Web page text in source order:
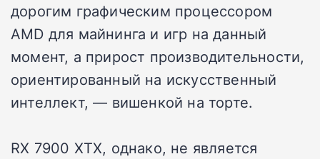
дорогим графическим процессором
AMD для майнинга и игр на данный
момент, а прирост производительности,
ориентированный на искусственный
интеллект, — вишенкой на торте.
RX 7900 XTX, однако, не является